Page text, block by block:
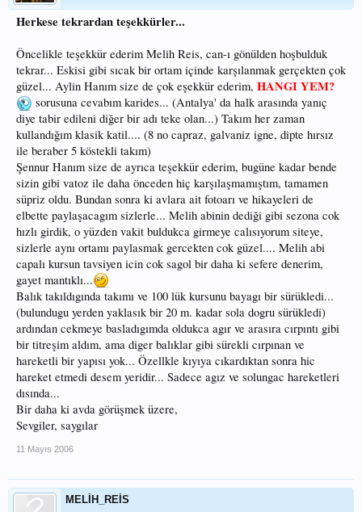
Herkese tekrardan teşekkürler...
Öncelikle teşekkür ederim Melih Reis, can-ı gönülden hoşbulduk
tekrar... Eskisi gibi sıcak bir ortam içinde karşılanmak gerçekten çok
güzel... Aylin Hanım size de çok eşekkür ederim, HANGI YEM?
sorusuna cevabım karides... (Antalya' da halk arasında yanıç
diye tabir edileni diğer bir adı teke olan...) Takım her zaman
kullandığım klasik katil.... (8 no capraz, galvaniz igne, dipte hırsız
ile beraber 5 köstekli takım)
Şennur Hanım size de ayrıca teşekkür ederim, bugüne kadar bende
sizin gibi vatoz ile daha önceden hiç karşılaşmamıştım, tamamen
süpriz oldu. Bundan sonra ki avlara ait fotoarı ve hikayeleri de
elbette paylaşacagım sizlerle... Melih abinin dediği gibi sezona cok
hızlı girdik, o yüzden vakit buldukca girmeye calısıyorum siteye,
sizlerle aynı ortamı paylasmak gercekten cok güzel.... Melih abi
capalı kursun tavsiyen icin cok sagol bir daha ki sefere denerim,
gayet mantıklı...
Balık takıldıgında takımı ve 100 lük kursunu bayagı bir sürükledi...
(bulundugu yerden yaklasık bir 20 m. kadar sola dogru sürükledi)
ardından cekmeye basladıgımda oldukca agır ve arasıra cırpıntı gibi
bir titreşim aldım, ama diger balıklar gibi sürekli cırpınan ve
hareketli bir yapısı yok... Özellkle kıyıya cıkardıktan sonra hic
hareket etmedi desem yeridir... Sadece agız ve solungac hareketleri
dısında...
Bir daha ki avda görüşmek üzere,
Sevgiler, saygılar
11 Mayıs 2006
MELİH_REİS